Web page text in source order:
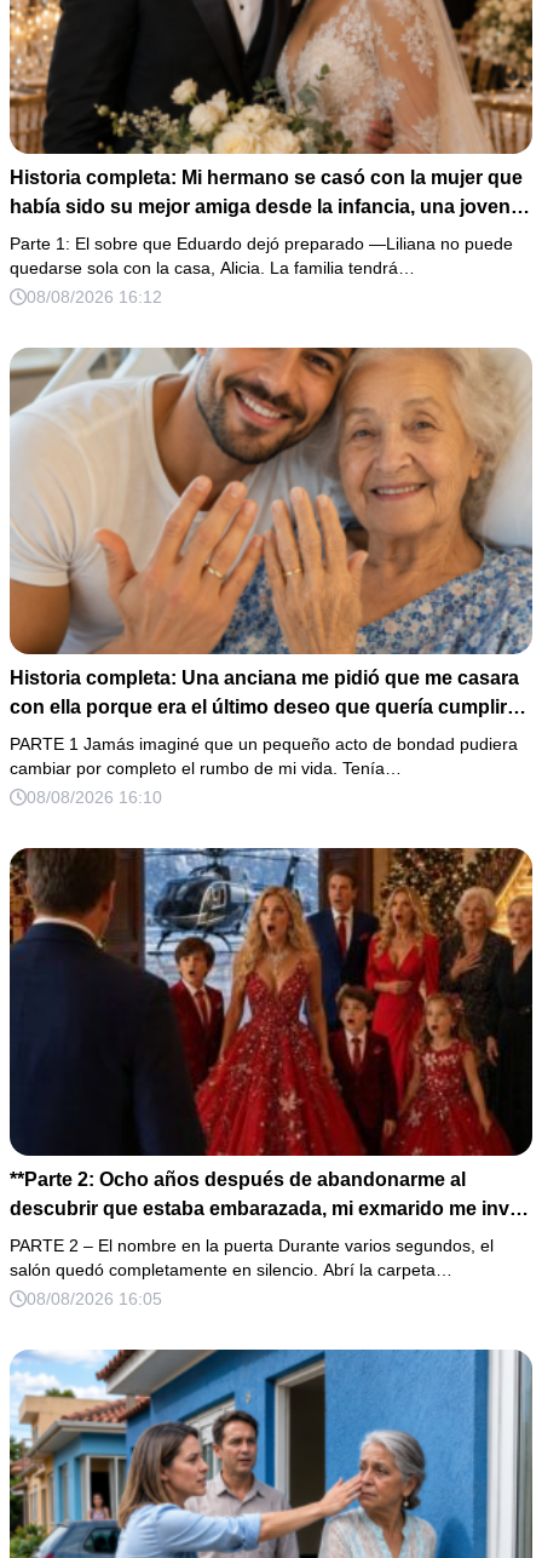
Historia completa: Mi hermano se casó con la mujer que
había sido su mejor amiga desde la infancia, una joven
ciega a la que protegió durante toda su vida. Tras su
fallecimiento, ella me entregó un sobre y me confesó la
verdadera razón por la que él la eligió a ella por encima
Parte 1: El sobre que Eduardo dejó preparado —Liliana no puede
quedarse sola con la casa, Alicia. La familia tendrá…
08/08/2026 16:12
Historia completa: Una anciana me pidió que me casara
con ella porque era el último deseo que quería cumplir
antes de morir. Después de su fallecimiento, su abogado
puso en mis manos una vieja bolsa de hospital que
había conservado durante años y me dijo: «Ella te eligió
PARTE 1 Jamás imaginé que un pequeño acto de bondad pudiera
cambiar por completo el rumbo de mi vida. Tenía…
08/08/2026 16:10
**Parte 2: Ocho años después de abandonarme al
descubrir que estaba embarazada, mi exmarido me invitó
a la cena de Navidad convencido de que podría burlarse
de la mujer a la que creía una fracasada y sin hijos. Lo
que jamás imaginó fue que esa noche sería él quien
PARTE 2 – El nombre en la puerta Durante varios segundos, el
salón quedó completamente en silencio. Abrí la carpeta…
08/08/2026 16:05